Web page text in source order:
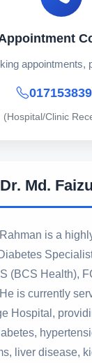
appointments,
(Hospital/Clinic
Md.
is a
(BCS Health),
is currently
Hospital,
liver disease,